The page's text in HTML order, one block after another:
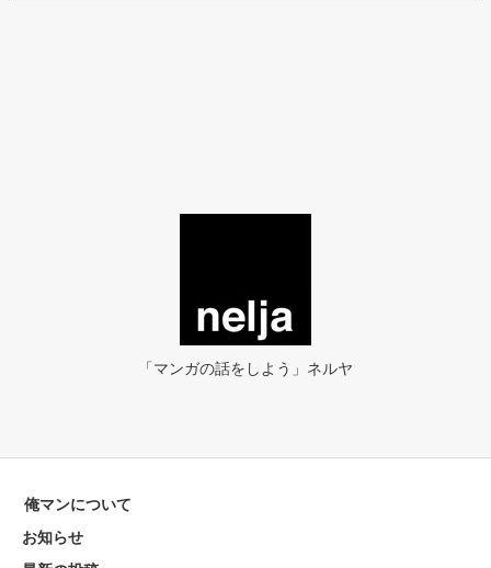
「マンガの話をしよう」ネルヤ
俺マンについて
お知らせ